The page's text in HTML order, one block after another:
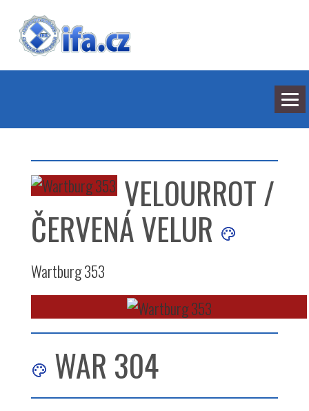
BARVY
SEDMILHÁŘI
ARCHIV
KONTAKT
VELOURROT /
ČERVENÁ VELUR
Wartburg 353
WAR 304